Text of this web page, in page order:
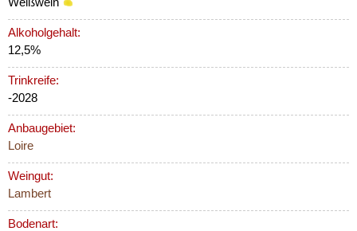
Alkoholgehalt:
12,5%
Trinkreife:
-2028
Anbaugebiet:
Loire
Weingut:
Lambert
Bodenart: